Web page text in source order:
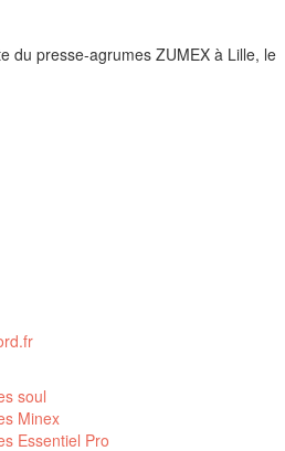
du presse-agrumes ZUMEX à Lille, le
soul
Minex
Essentiel Pro